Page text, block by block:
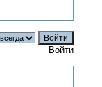
Войти